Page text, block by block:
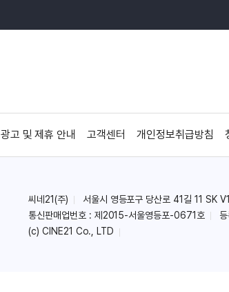
광고 및 제휴 안내 고객센터 개인정보취급방침
씨네21(주) 서울시 영등포구 당산로 41길 11 SK
통신판매업번호 : 제2015-서울영등포-0671호
(c) CINE21 Co., LTD